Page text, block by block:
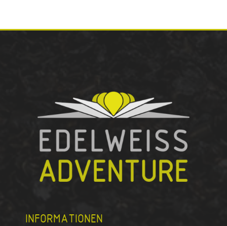
INFORMATIONEN